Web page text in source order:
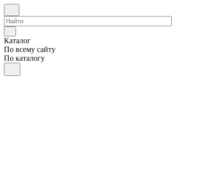
Каталог
По всему сайту
По каталогу